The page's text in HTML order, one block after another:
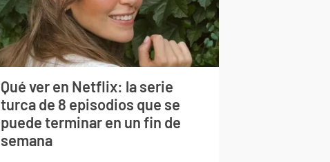
Qué ver en Netflix: la serie
turca de 8 episodios que se
puede terminar en un fin de
semana